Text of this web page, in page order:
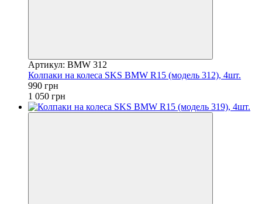
Артикул: BMW 312
Колпаки на колеса SKS BMW R15 (модель 312), 4шт.
990 грн
1 050 грн